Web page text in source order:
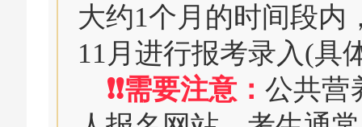
大约1个月的时间段内
11月进行报考录入(具
❗❗需要注意： 公共营